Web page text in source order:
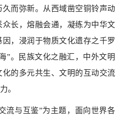
而弥新。从西域凿空铜铃声动
长，熔融会通，凝练为中华文
，浸润于物质文化遗存之千罗
”。民族文化之融汇，中外文明
的多元共生、文明的互动交流
。
流与互鉴”为主题，面向世界各